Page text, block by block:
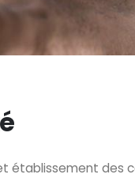
établissement des